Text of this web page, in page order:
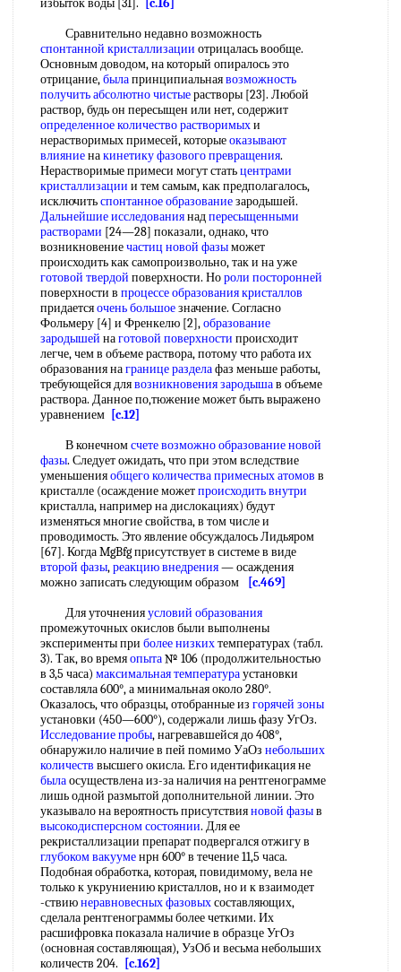
избыток воды [31].
[c.16]
Сравнительно недавно возможность
спонтанной кристаллизации отрицалась вообще.
Основным доводом, на который опиралось это
отрицание,былапринципиальнаявозможность
получитьабсолютно чистыерастворы [23]. Любой
раствор, будь он пересыщен или нет, содержит
определенное количество растворимыхи
нерастворимых примесей, которыеоказывают
влияниенакинетику фазового превращения.
Нерастворимые примеси могут статьцентрами
кристаллизации и тем самым, как предполагалось,
исключитьспонтанное образованиезародышей.
Дальнейшие исследованиянадпересыщенными
растворами [24—28] показали, однако, что
возникновениечастиц новой фазыможет
происходить как самопроизвольно, так и на уже
готовой твердой поверхности. Нороли посторонней
поверхности в процессе образования кристаллов
придаетсяочень большоезначение. Согласно
Фольмеру [4] и Френкелю [2],образование
зародышей наготовой поверхности происходит
легче, чем в объеме раствора, потому что работа их
образования награнице разделафаз меньше работы,
требующейся длявозникновения зародышав объеме
раствора. Данное по,тюжение может быть выражено
уравнением [c.12]
В конечномсчете возможнообразование новой
фазы. Следует ожидать, что при этом вследствие
уменьшенияобщего количествапримесных атомов в
кристалле (осаждение можетпроисходить внутри
кристалла, например на дислокациях) будут
изменяться многие свойства, в том числе и
проводимость. Это явление обсуждалось Лидьяром
[67]. Когда MgBfg присутствует в системе в виде
второй фазы,реакцию внедрения— осаждения
можно записать следующим образом
[c.469]
Для уточненияусловий образования
промежуточных окислов были выполнены
эксперименты при более низкихтемпературах (табл.
3). Так, во времяопыта№ 106 (продолжительностью
в 3,5 часа) максимальная температураустановки
составляла 600°, а минимальная около 280°.
Оказалось, что образцы, отобранные из горячей зоны
установки (450—600°), содержали лишь фазу УгОз.
Исследование пробы, нагревавшейся до 408°,
обнаружило наличие в пей помимо УаОз небольших
количеств высшего окисла. Его идентификация не
былаосуществлена из-за наличия на рентгенограмме
лишь одной размытой дополнительной линии. Это
указывало на вероятность присутствияновой фазыв
высокодисперсном состоянии. Для ее
рекристаллизации препарат подвергался отжигу в
глубоком вакууменрн 600° в течение 11,5 часа.
Подобная обработка, которая, повидимому, вела не
только к укруниению кристаллов, но и к взаимодет
-ствиюнеравновесных фазовыхсоставляющих,
сделала рентгенограммы более четкими. Их
расшифровка показала наличие в образце УгОз
(основная составляющая), УзОб и весьма небольших
количеств 204.
[c.162]